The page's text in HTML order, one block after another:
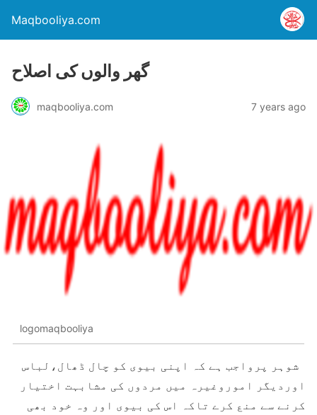
Maqbooliya.com
گھر والوں کی اصلاح
maqbooliya.com 7 years ago
logomaqbooliya
شوہر پرواجب ہے کہ اپنی بيوی کو چال ڈھال،لباس
اوردیگر اموروغيرہ ميں مردوں کی مشابہت اختیار
کرنے سے منع کرے تاکہ اس کی بيوی اور وہ خود بھی